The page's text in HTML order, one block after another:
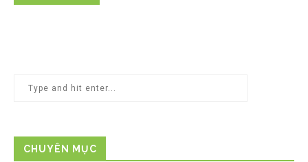
CHUYÊN MỤC